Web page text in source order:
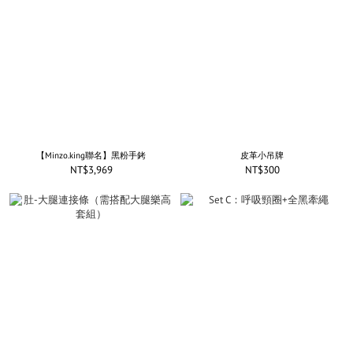
【Minzo.king聯名】黑粉手銬
NT$3,969
皮革小吊牌
NT$300